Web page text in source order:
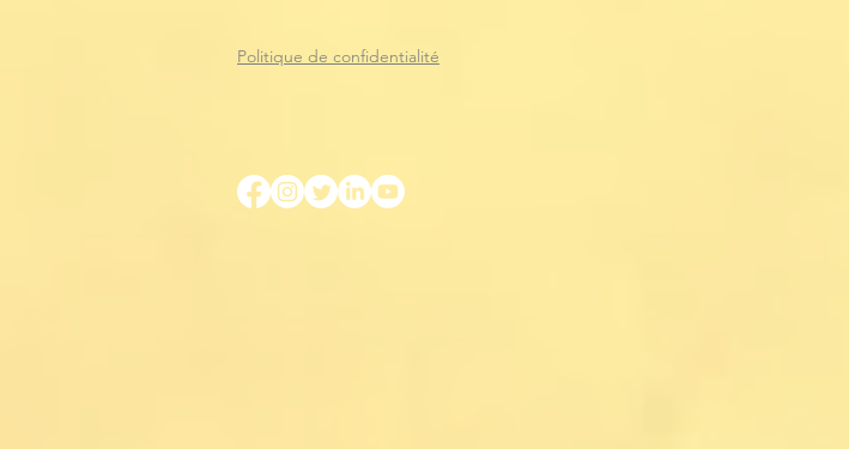
Politique de confidentialité